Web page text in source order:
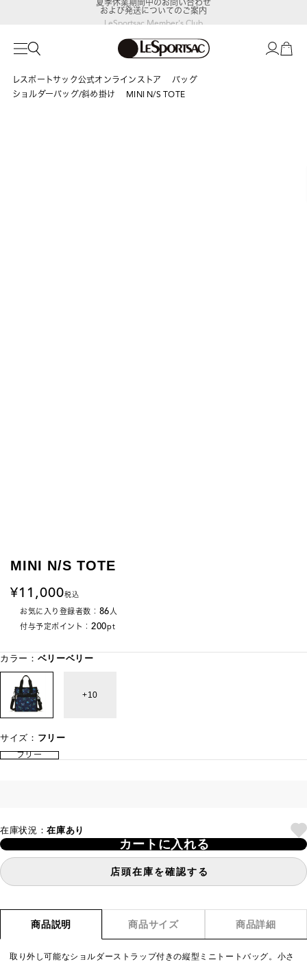
LeSportsac Member's Club
ポイントアップキャンペーン開催中
および発送についてのご案内
レスポートサック公式オンラインストア
バッグ
ショルダーバッグ/斜め掛け
MINI N/S TOTE
MINI N/S TOTE
11,000税込
お気に入り登録者数： 86人
付与予定ポイント： 200pt
カラー： ベリーベリー
10
サイズ： フリー
フリー
在庫状況：在庫あり
カートに入れる
店頭在庫を確認する
商品説明 商品サイズ 商品詳細
取り外し可能なショルダーストラップ付きの縦型ミニトートバッグ。小さ